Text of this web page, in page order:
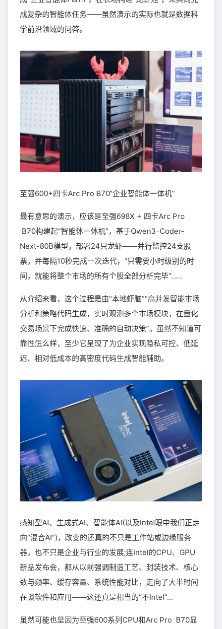
成复杂的智能体任务——虽然演示的实际也就是数据科
学前沿领域的问答。
至强600+四卡Arc Pro B70“企业智能体一体机”
最有意思的演示，应该是至强698X + 四卡Arc Pro
B70构建起“智能体一体机”，基于Qwen3-Coder-
Next-80B模型，部署24只龙虾——并行监控24支股
票，并每隔10秒完成一次迭代，“只需要小时级别的时
间，就能将整个市场的所有个股全部分析完毕”……
从介绍来看，这个过程是由“本地虾脑”“高并发智能市场
分析和策略代码生成，实时观测多个市场模块，在量化
交易场景下完成快速、准确的自动决策”。虽然不知道可
靠性怎么样，至少它呈现了为企业实现隐私可控、低延
迟、相对低成本的高密度代码生成智能辅助。
感知型AI、生成式AI、智能体AI(以及Intel眼中我们正走
向“混合AI”)，改变的还真的不只是工作站或边缘服务
器，也不只是企业与行业的发展;连Intel的CPU、GPU
新品发布会，都从以前强调制造工艺、封装技术、核心
数与频率、缓存容量、系统性能对比，走向了大半时间
在谈软件和应用——这还真是相当的“不Intel”…
虽然可能也是因为至强600系列CPU和Arc Pro B70显